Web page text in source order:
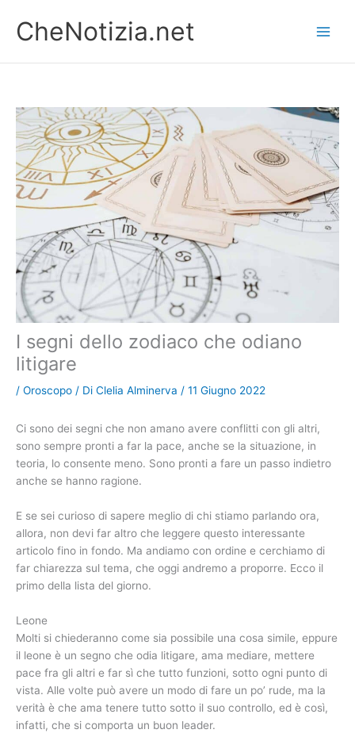
contenuto
CheNotizia.net
I segni dello zodiaco che odiano
litigare
/ Oroscopo / Di Clelia Alminerva / 11 Giugno 2022
Ci sono dei segni che non amano avere conflitti con gli altri,
sono sempre pronti a far la pace, anche se la situazione, in
teoria, lo consente meno. Sono pronti a fare un passo indietro
anche se hanno ragione.
E se sei curioso di sapere meglio di chi stiamo parlando ora,
allora, non devi far altro che leggere questo interessante
articolo fino in fondo. Ma andiamo con ordine e cerchiamo di
far chiarezza sul tema, che oggi andremo a proporre. Ecco il
primo della lista del giorno.
Leone
Molti si chiederanno come sia possibile una cosa simile, eppure
il leone è un segno che odia litigare, ama mediare, mettere
pace fra gli altri e far sì che tutto funzioni, sotto ogni punto di
vista. Alle volte può avere un modo di fare un po’ rude, ma la
verità è che ama tenere tutto sotto il suo controllo, ed è così,
infatti, che si comporta un buon leader.